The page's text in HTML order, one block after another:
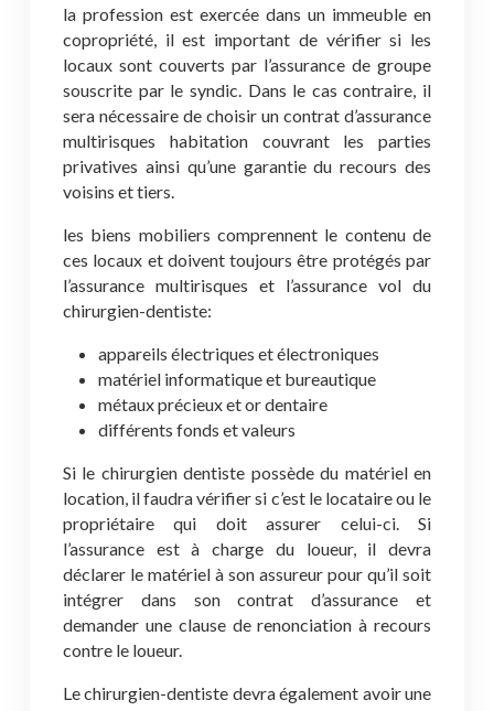
la profession est exercée dans un immeuble en
copropriété, il est important de vérifier si les
locaux sont couverts par l’assurance de groupe
souscrite par le syndic. Dans le cas contraire, il
sera nécessaire de choisir un contrat d’assurance
multirisques habitation couvrant les parties
privatives ainsi qu’une garantie du recours des
voisins et tiers.
les biens mobiliers comprennent le contenu de
ces locaux et doivent toujours être protégés par
l’assurance multirisques et l’assurance vol du
chirurgien-dentiste:
appareils électriques et électroniques
matériel informatique et bureautique
métaux précieux et or dentaire
différents fonds et valeurs
Si le chirurgien dentiste possède du matériel en
location, il faudra vérifier si c’est le locataire ou le
propriétaire qui doit assurer celui-ci. Si
l’assurance est à charge du loueur, il devra
déclarer le matériel à son assureur pour qu’il soit
intégrer dans son contrat d’assurance et
demander une clause de renonciation à recours
contre le loueur.
Le chirurgien-dentiste devra également avoir une